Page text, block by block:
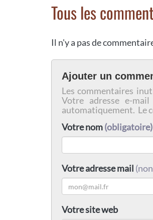
Tous les
Il n'y a pas de
Ajouter un
Les commentaires
Votre adresse e-
automatiquement. Le
Votre nom(obligatoire)
Votre adresse mail
Votre site web